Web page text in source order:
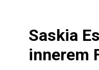
Saskia
innerem